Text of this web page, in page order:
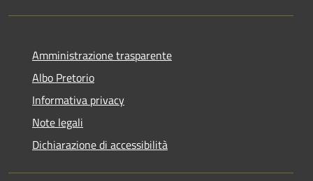
Amministrazione trasparente
Albo Pretorio
Informativa privacy
Note legali
Dichiarazione di accessibilità